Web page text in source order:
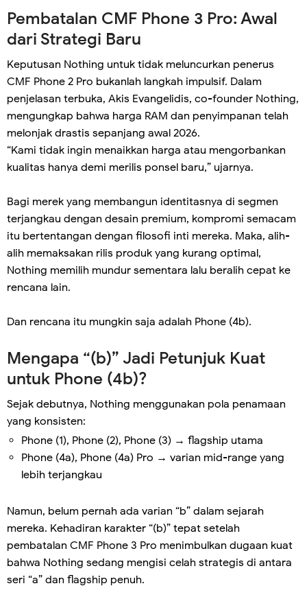
Pembatalan CMF Phone 3 Pro: Awal
dari Strategi Baru
Keputusan Nothing untuk tidak meluncurkan penerus
CMF Phone 2 Pro bukanlah langkah impulsif. Dalam
penjelasan terbuka, Akis Evangelidis, co-founder Nothing,
mengungkap bahwa harga RAM dan penyimpanan telah
melonjak drastis sepanjang awal 2026.
“Kami tidak ingin menaikkan harga atau mengorbankan
kualitas hanya demi merilis ponsel baru,” ujarnya.
Bagi merek yang membangun identitasnya di segmen
terjangkau dengan desain premium, kompromi semacam
itu bertentangan dengan filosofi inti mereka. Maka, alih-
alih memaksakan rilis produk yang kurang optimal,
Nothing memilih mundur sementara lalu beralih cepat ke
rencana lain.
Dan rencana itu mungkin saja adalah Phone (4b).
Mengapa “(b)” Jadi Petunjuk Kuat
untuk Phone (4b)?
Sejak debutnya, Nothing menggunakan pola penamaan
yang konsisten:
Phone (1), Phone (2), Phone (3) → flagship utama
Phone (4a), Phone (4a) Pro → varian mid-range yang
lebih terjangkau
Namun, belum pernah ada varian “b” dalam sejarah
mereka. Kehadiran karakter “(b)” tepat setelah
pembatalan CMF Phone 3 Pro menimbulkan dugaan kuat
bahwa Nothing sedang mengisi celah strategis di antara
seri “a” dan flagship penuh.